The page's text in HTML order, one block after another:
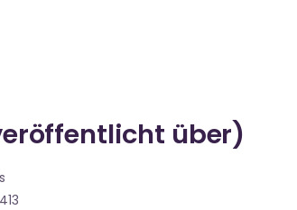
über)